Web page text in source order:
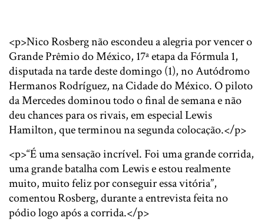
<p>Nico Rosberg não escondeu a alegria por vencer o
Grande Prêmio do México, 17ª etapa da Fórmula 1,
disputada na tarde deste domingo (1), no Autódromo
Hermanos Rodríguez, na Cidade do México. O piloto
da Mercedes dominou todo o final de semana e não
deu chances para os rivais, em especial Lewis
Hamilton, que terminou na segunda colocação.</p>
<p>“É uma sensação incrível. Foi uma grande corrida,
uma grande batalha com Lewis e estou realmente
muito, muito feliz por conseguir essa vitória”,
comentou Rosberg, durante a entrevista feita no
pódio logo após a corrida.</p>